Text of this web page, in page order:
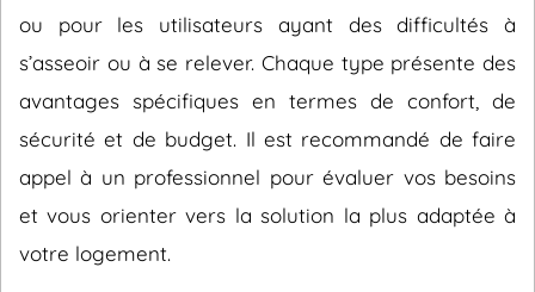
ou pour les utilisateurs ayant des difficultés à
s’asseoir ou à se relever. Chaque type présente des
avantages spécifiques en termes de confort, de
sécurité et de budget. Il est recommandé de faire
appel à un professionnel pour évaluer vos besoins
et vous orienter vers la solution la plus adaptée à
votre logement.